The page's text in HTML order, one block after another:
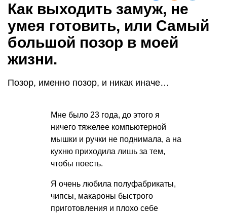
Как выходить замуж, не
умея готовить, или Самый
большой позор в моей
жизни.
Позор, именно позор, и никак иначе…
Мне было 23 года, до этого я
ничего тяжелее компьютерной
мышки и ручки не поднимала, а на
кухню приходила лишь за тем,
чтобы поесть.
Я очень любила полуфабрикаты,
чипсы, макароны быстрого
приготовления и плохо себе